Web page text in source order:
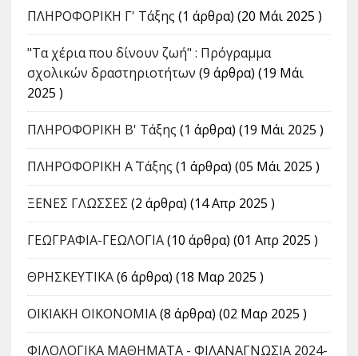
ΠΛΗΡΟΦΟΡΙΚΗ Γ' Τάξης (1 άρθρα) (20 Μάι 2025 )
"Τα χέρια που δίνουν ζωή" : Πρόγραμμα
σχολικών δραστηριοτήτων (9 άρθρα) (19 Μάι
2025 )
ΠΛΗΡΟΦΟΡΙΚΗ Β' Τάξης (1 άρθρα) (19 Μάι 2025 )
ΠΛΗΡΟΦΟΡΙΚΗ Α΄ Τάξης (1 άρθρα) (05 Μάι 2025 )
ΞΕΝΕΣ ΓΛΩΣΣΕΣ (2 άρθρα) (14 Απρ 2025 )
ΓΕΩΓΡΑΦΙΑ-ΓΕΩΛΟΓΙΑ(10 άρθρα) (01 Απρ 2025 )
ΘΡΗΣΚΕΥΤΙΚΑ(6 άρθρα) (18 Μαρ 2025 )
ΟΙΚΙΑΚΗ ΟΙΚΟΝΟΜΙΑ(8 άρθρα) (02 Μαρ 2025 )
ΦΙΛΟΛΟΓΙΚΑ ΜΑΘΗΜΑΤΑ - ΦΙΛΑΝΑΓΝΩΣΙΑ 2024-